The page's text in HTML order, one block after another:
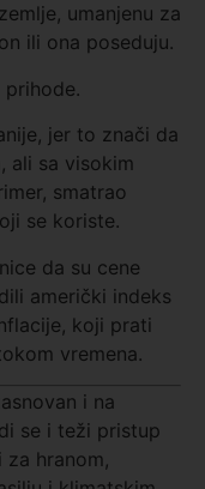
umanjenu za
ili ona poseduju.
jer to znači da
ali sa visokim
smatrao
se koriste.
da su cene
američki indeks
koji prati
vremena.
i na
se i teži pristup
hranom,